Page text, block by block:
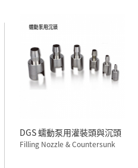
DGS 蠕動泵用灌裝頭與沉頭
Filling Nozzle & Countersunk